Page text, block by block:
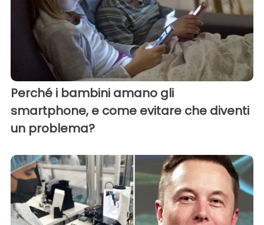
Perché i bambini amano gli
smartphone, e come evitare che diventi
un problema?